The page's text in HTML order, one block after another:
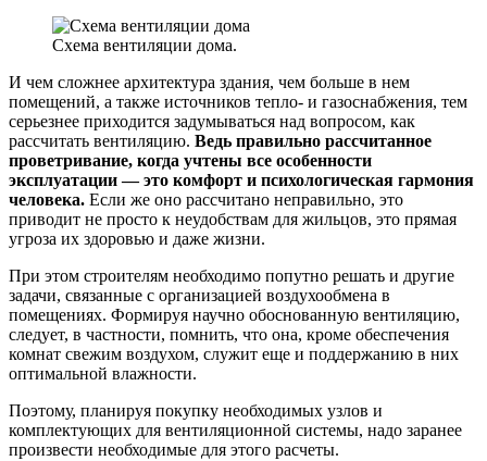
Схема вентиляции дома.
И чем сложнее архитектура здания, чем больше в нем
помещений, а также источников тепло- и газоснабжения, тем
серьезнее приходится задумываться над вопросом, как
рассчитать вентиляцию. Ведь правильно рассчитанное
проветривание, когда учтены все особенности
эксплуатации — это комфорт и психологическая гармония
человека. Если же оно рассчитано неправильно, это
приводит не просто к неудобствам для жильцов, это прямая
угроза их здоровью и даже жизни.
При этом строителям необходимо попутно решать и другие
задачи, связанные с организацией воздухообмена в
помещениях. Формируя научно обоснованную вентиляцию,
следует, в частности, помнить, что она, кроме обеспечения
комнат свежим воздухом, служит еще и поддержанию в них
оптимальной влажности.
Поэтому, планируя покупку необходимых узлов и
комплектующих для вентиляционной системы, надо заранее
произвести необходимые для этого расчеты.